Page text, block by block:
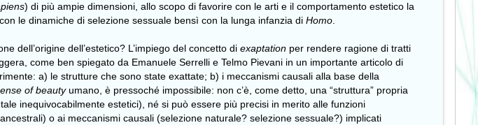
) di più ampie dimensioni, allo scopo di favorire con le arti e il comportamento estetico la
le dinamiche di selezione sessuale bensì con la lunga infanzia di Homo
dell’origine dell’estetico? L’impiego del concetto di exaptation per rendere ragione di tratti
come ben spiegato da Emanuele Serrelli e Telmo Pievani in un importante articolo di
a) le strutture che sono state exattate; b) i meccanismi causali alla base della
of beauty umano, è pressoché impossibile: non c’è, come detto, una “struttura” propria
inequivocabilmente estetici), né si può essere più precisi in merito alle funzioni
o ai meccanismi causali (selezione naturale? selezione sessuale?) implicati